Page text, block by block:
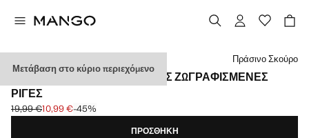
Μετάβαση στο κύριο περιεχόμενο
ΔΊΣΚΟΣ ΜΠΆΝΙΟΥ ΚΕΡΑΜΙΚΌΣ ΖΩΓΡΑΦΙΣΜΈΝΕΣ
ΡΊΓΕΣ
Αρχική τιμή με διαγραφή [19,99 € ]
19,99 €
Ισχύουσα τιμή [10,99 € ]
10,99 €-45%
Διάλεξε χρώμα
Πράσινο Σκούρο
ΠΡΟΣΘΉΚΗ